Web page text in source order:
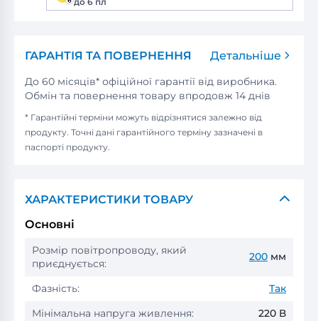
ГАРАНТІЯ ТА ПОВЕРНЕННЯ Детальніше
До 60 місяців* офіційної гарантії від виробника.
Обмін та повернення товару впродовж 14 днів
* Гарантійні терміни можуть відрізнятися залежно від
продукту. Точні дані гарантійного терміну зазначені в
паспорті продукту.
ХАРАКТЕРИСТИКИ ТОВАРУ
Основні
Розмір повітропроводу, який
приєднується:
200 мм
Фазність:
Так
Мінімальна напруга живлення:
220 В